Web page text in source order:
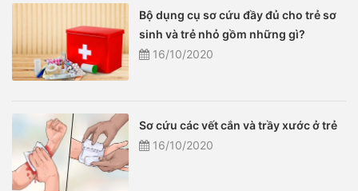
Bộ dụng cụ sơ cứu đầy đủ cho trẻ sơ
sinh và trẻ nhỏ gồm những gì?
16/10/2020
Sơ cứu các vết cắn và trầy xước ở trẻ
16/10/2020